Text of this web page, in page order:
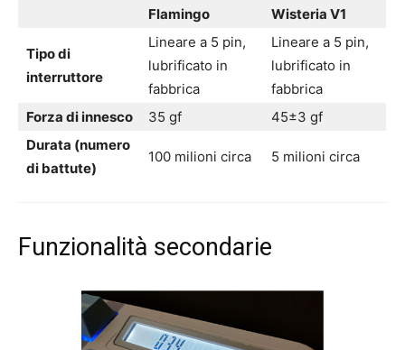
Flamingo
Wisteria V1
Tipo di
interruttore
Lineare a 5 pin,
lubrificato in
fabbrica
Lineare a 5 pin,
lubrificato in
fabbrica
Forza di innesco
35 gf
45±3 gf
Durata (numero
di battute)
100 milioni circa 5 milioni circa
Funzionalità secondarie